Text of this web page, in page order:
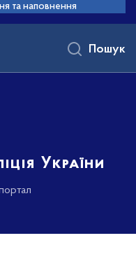
та наповнення
України
Пошук